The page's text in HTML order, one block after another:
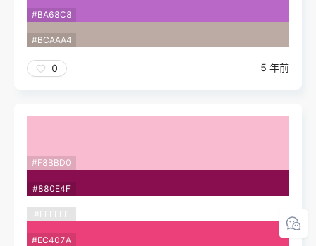
#BA68C8
#BCAAA4
0 5 年前
#F8BBD0
#880E4F
#FFFFFF
#EC407A